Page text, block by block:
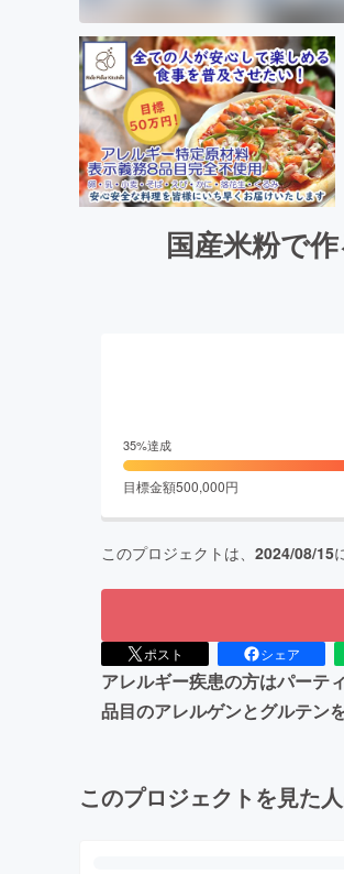
国産米粉で
35%達成
目標金額500,000円
このプロジェクトは、 2024/08/15
ポスト シェア
アレルギー疾患の方はパーテ
品目のアレルゲンとグルテン
このプロジェクトを見た